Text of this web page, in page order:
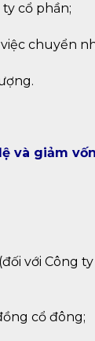
cổ phần;
chuyển
và giảm
với Công
cổ đông;